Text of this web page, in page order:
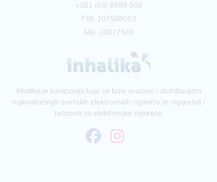
+381 (65) 8998 008
PIB: 107508093
MB: 20817569
Inhalika je kompanija koja se bavi uvozom i distribucijom
najkvalitetnijih svetskih elektronskih cigareta (e-cigareta) i
tečnosti za elektronske cigarete.